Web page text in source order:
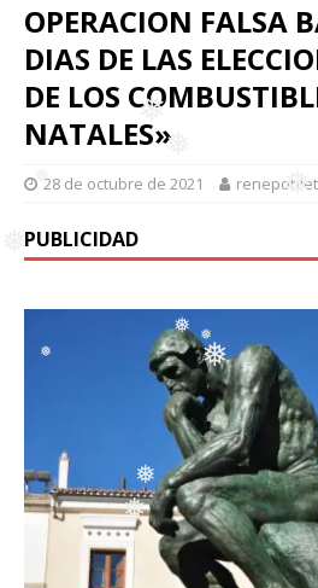
❅
❅
❅
❅
❅
❅
❅
❅
OPERACION FALSA
DIAS DE LAS
DE LOS
NATALES»
28 de octubre de 2021
PUBLICIDAD